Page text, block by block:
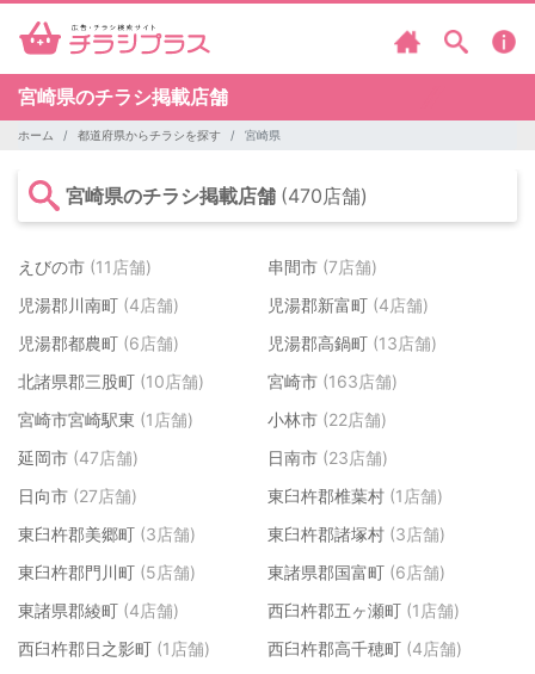
宮崎県のチラシ掲載店舗
ホーム 都道府県からチラシを探す 宮崎県
宮崎県のチラシ掲載店舗 (470店舗)
えびの市 (11店舗) 串間市 (7店舗)
児湯郡川南町 (4店舗) 児湯郡新富町 (4店舗)
児湯郡都農町 (6店舗) 児湯郡高鍋町 (13店舗)
北諸県郡三股町 (10店舗) 宮崎市 (163店舗)
宮崎市宮崎駅東 (1店舗) 小林市 (22店舗)
延岡市 (47店舗) 日南市 (23店舗)
日向市 (27店舗) 東臼杵郡椎葉村 (1店舗)
東臼杵郡美郷町 (3店舗) 東臼杵郡諸塚村 (3店舗)
東臼杵郡門川町 (5店舗) 東諸県郡国富町 (6店舗)
東諸県郡綾町 (4店舗) 西臼杵郡五ヶ瀬町 (1店舗)
西臼杵郡日之影町 (1店舗) 西臼杵郡高千穂町 (4店舗)